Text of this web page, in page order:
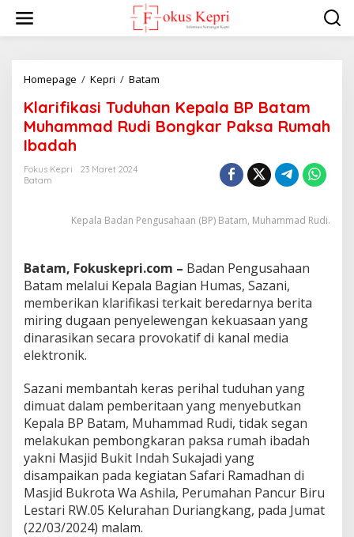
w
Homepage / Kepri / Batam
a
r
i
i
d
u
h
a
n
K
l
a
B
P
B
a
t
a
m
Klarifikasi Tuduhan Kepala BP Batam
Muhammad Rudi Bongkar Paksa Rumah
Ibadah
Fokus Kepri
23 Maret 2024
Batam
Kepala Badan Pengusahaan (BP) Batam, Muhammad Rudi.
Batam, Fokuskepri.com – Badan Pengusahaan
Batam melalui Kepala Bagian Humas, Sazani,
memberikan klarifikasi terkait beredarnya berita
miring dugaan penyelewengan kekuasaan yang
dinarasikan secara provokatif di kanal media
elektronik.
Sazani membantah keras perihal tuduhan yang
dimuat dalam pemberitaan yang menyebutkan
Kepala BP Batam, Muhammad Rudi, tidak segan
melakukan pembongkaran paksa rumah ibadah
yakni Masjid Bukit Indah Sukajadi yang
disampaikan pada kegiatan Safari Ramadhan di
Masjid Bukrota Wa Ashila, Perumahan Pancur Biru
Lestari RW.05 Kelurahan Duriangkang, pada Jumat
(22/03/2024) malam.